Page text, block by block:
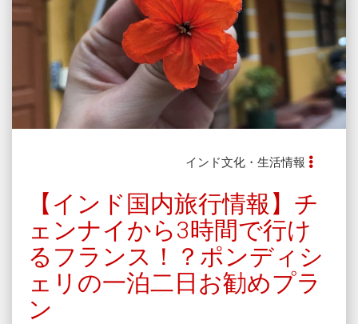
インド文化・生活情報
【インド国内旅行情報】チ
ェンナイから3時間で行け
るフランス！？ポンディシ
ェリの一泊二日お勧めプラ
ン